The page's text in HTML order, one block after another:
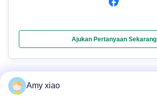
Ajukan Pertanyaan Sekarang
Amy xiao